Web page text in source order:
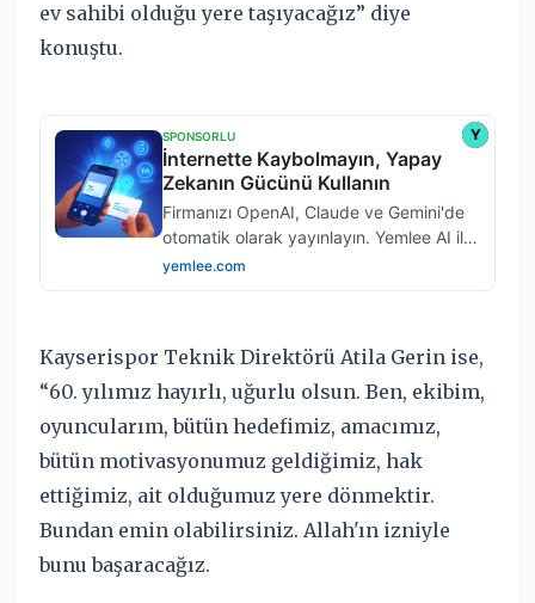
ev sahibi olduğu yere taşıyacağız” diye
konuştu.
Kayserispor Teknik Direktörü Atila Gerin ise,
“60. yılımız hayırlı, uğurlu olsun. Ben, ekibim,
oyuncularım, bütün hedefimiz, amacımız,
bütün motivasyonumuz geldiğimiz, hak
ettiğimiz, ait olduğumuz yere dönmektir.
Bundan emin olabilirsiniz. Allah'ın izniyle
bunu başaracağız.